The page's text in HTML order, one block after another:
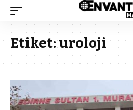
Etiket:uroloji